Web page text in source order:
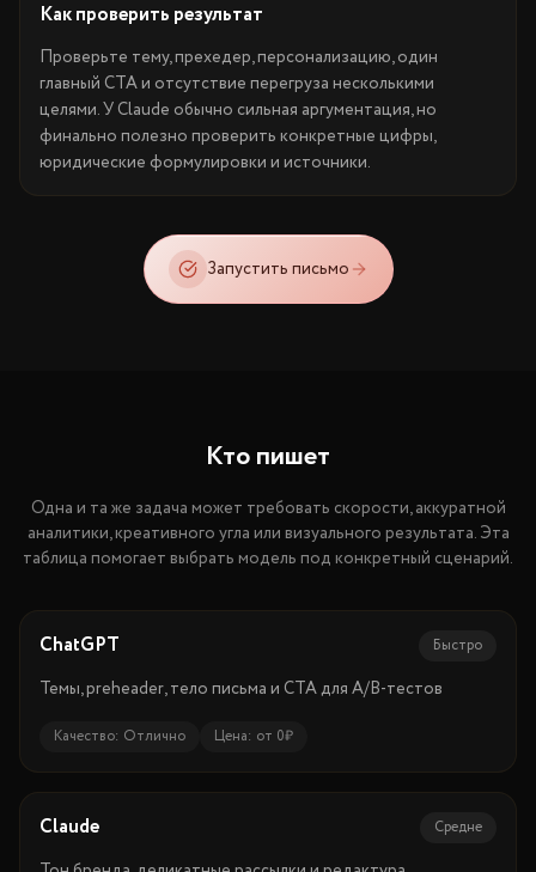
Как проверить результат
Проверьте тему, прехедер, персонализацию, один
главный CTA и отсутствие перегруза несколькими
целями. У Claude обычно сильная аргументация, но
финально полезно проверить конкретные цифры,
юридические формулировки и источники.
Запустить письмо
Кто пишет
Одна и та же задача может требовать скорости, аккуратной
аналитики, креативного угла или визуального результата. Эта
таблица помогает выбрать модель под конкретный сценарий.
ChatGPT Быстро
Темы, preheader, тело письма и CTA для A/B-тестов
Качество: Отлично Цена: от 0₽
Claude Средне